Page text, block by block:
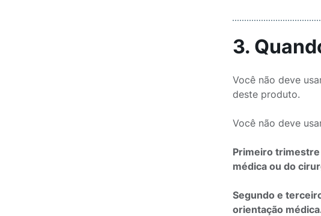
3.
Você não deve
deste produto.
Você não deve
Primeiro
médica ou do
Segundo e
orientação